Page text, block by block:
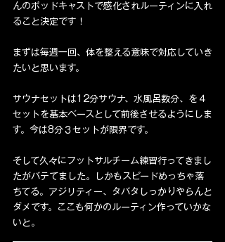
んのポッドキャストで感化されルーティンに入れ
ること決定です！
まずは毎週一回、体を整える意味で対応していき
たいと思います。
サウナセットは12分サウナ、水風呂数分、を４
セットを基本ベースとして前後させるようにしま
す。今は8分３セットが限界です。
そして久々にフットサルチーム練習行ってきまし
たがバテてました。しかもスピードめっちゃ落
ちてる。アジリティー、タバタしっかりやらんと
ダメです。ここも何かのルーティン作っていかな
いと。